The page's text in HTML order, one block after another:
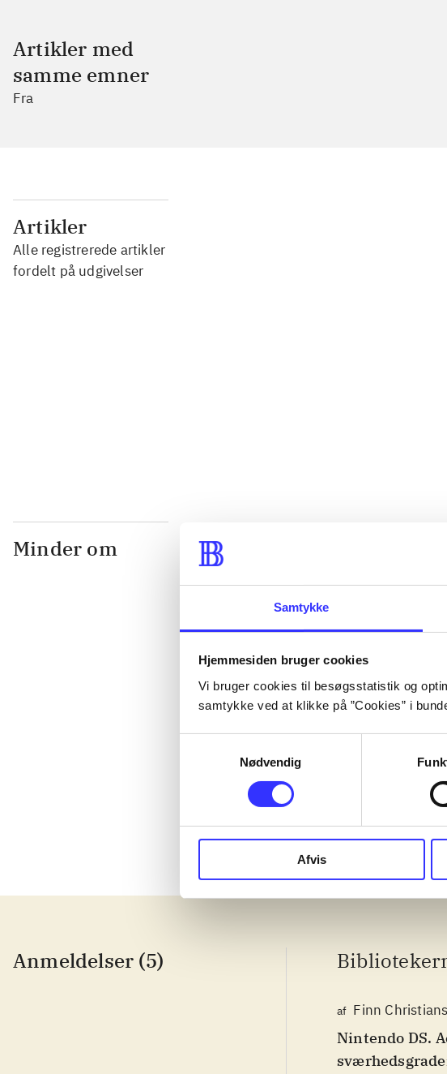
Samtykke
Hjemmesiden bruger cookies
Vi bruger cookies til besøgsstatistik og
samtykke ved at klikke på ”Cookies” i
Nødvendig
Afvis
Artikler med
samme emner
Fra
Artikler
Alle registrerede artikler
fordelt på udgivelser
Minder om
Anmeldelser (5)
af Finn
Nintendo DS.